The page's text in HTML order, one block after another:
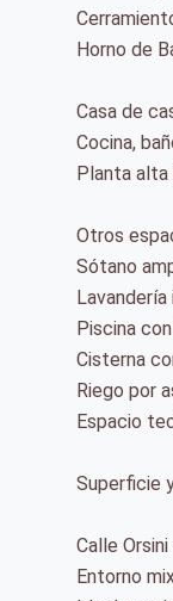
Horno de
Casa de
Cocina,
Planta alta
Otros
Sótano
Piscina
Cisterna
Riego por
Espacio
Superficie
Calle
Entorno